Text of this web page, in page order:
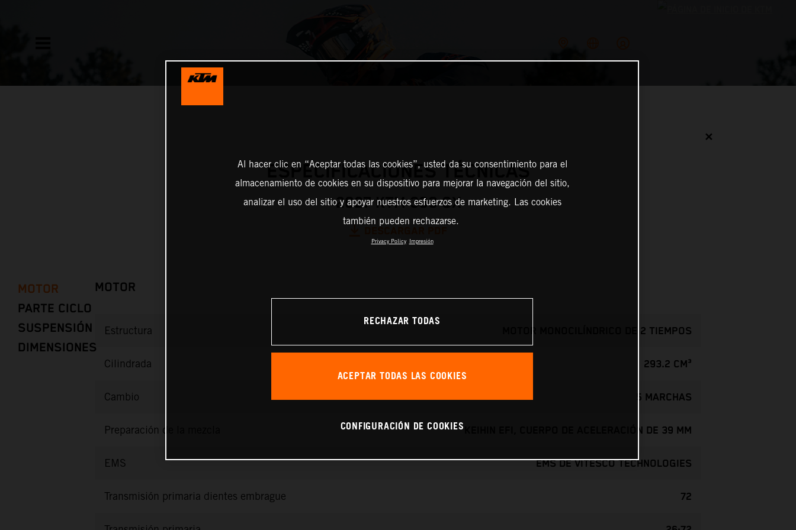
✕
ESPECIFICACIONES TÉCNICAS
2027 KTM 300 SX
MOTOR
PARTE CICLO
SUSPENSIÓN
DIMENSIONES
MOTOR
Estructura MOTOR MONOCILÍNDRICO DE 2 TIEMPOS
Cilindrada 293.2 CM³
Cambio 5 MARCHAS
Preparación de la mezcla KEIHIN EFI, CUERPO DE ACELERACIÓN DE 39 MM
EMS EMS DE VITESCO TECHNOLOGIES
Transmisión primaria dientes embrague 72
Al hacer clic en “Aceptar todas las cookies”, usted da su consentimiento para el
almacenamiento de cookies en su dispositivo para mejorar la navegación del sitio,
analizar el uso del sitio y apoyar nuestros esfuerzos de marketing. Las cookies
también pueden rechazarse.
Privacy Policy Impresión
RECHAZAR TODAS
ACEPTAR TODAS LAS COOKIES
CONFIGURACIÓN DE COOKIES